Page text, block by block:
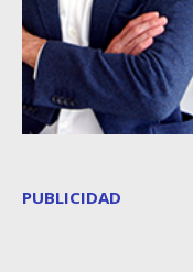
PUBLICIDAD